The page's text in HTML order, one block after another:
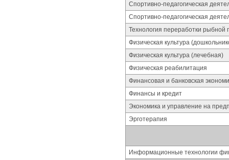
Спортивно-педагогическая
Спортивно-педагогическая
Технология переработки рыбной
Физическая культура
Физическая культура (лечебная)
Физическая реабилитация
Финансовая и банковская
Финансы и кредит
Экономика и управление на
Эрготерапия
Информационные технологии